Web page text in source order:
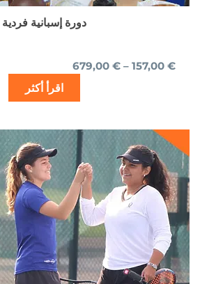
دورة إسبانية فردية
157,00€
–
679,00€
اقرأ أكثر
المنتج
السعر
الأصلي
هو:
570,00 €.
السعر
الحالي
هو:
549,00 €.